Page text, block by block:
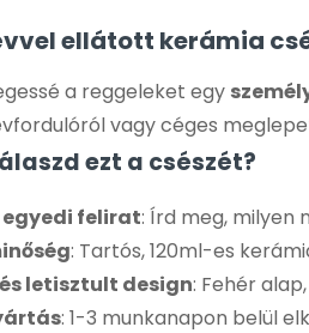
ellátott kerámia
a reggeleket egy
vagy céges
ezt a csészét?
egyedi felirat: Írd meg, milyen
: Tartós, 120ml-es
letisztult design: Fehér
: 1-3 munkanapon belül